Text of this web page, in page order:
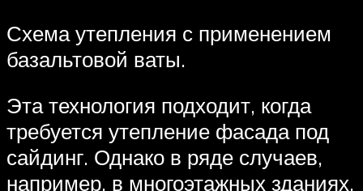
Схема утепления с применением
базальтовой ваты.
Эта технология подходит, когда
требуется утепление фасада под
сайдинг. Однако в ряде случаев,
например, в многоэтажных зданиях,